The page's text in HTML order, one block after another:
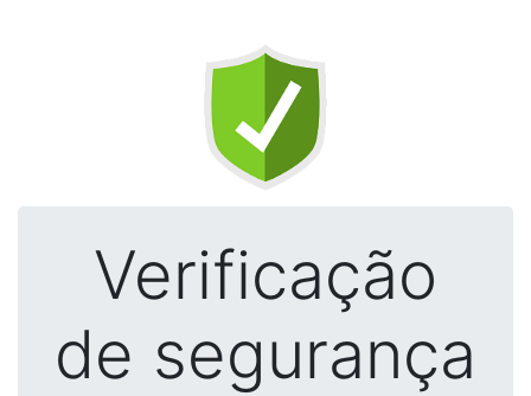
Verificação
de segurança